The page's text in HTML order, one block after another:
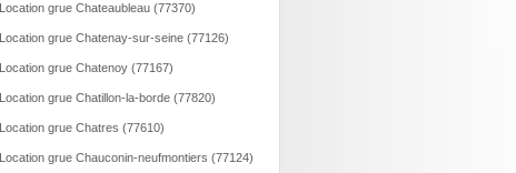
Location grue Chateaubleau (77370)
Location grue Chatenay-sur-seine (77126)
Location grue Chatenoy (77167)
Location grue Chatillon-la-borde (77820)
Location grue Chatres (77610)
Location grue Chauconin-neufmontiers (77124)